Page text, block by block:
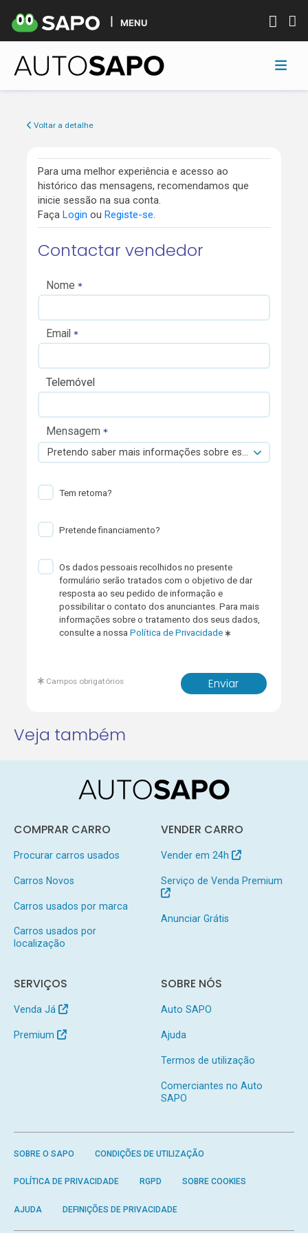
MENU
Voltar a detalhe
Para uma melhor experiência e acesso ao
histórico das mensagens, recomendamos que
inicie sessão na sua conta.
Faça Login ou Registe-se.
Contactar vendedor
Nome
Email
Telemóvel
Mensagem
Pretendo saber mais informações sobre esta viatura.
Tem retoma?
Pretende financiamento?
Os dados pessoais recolhidos no presente
formulário serão tratados com o objetivo de dar
resposta ao seu pedido de informação e
possibilitar o contato dos anunciantes. Para mais
informações sobre o tratamento dos seus dados,
consulte a nossaPolítica de Privacidade
Enviar
Campos obrigatórios
Veja também
COMPRAR CARRO
Procurar carros usados
Carros Novos
Carros usados por marca
Carros usados por
localização
VENDER CARRO
Vender em 24h
Serviço de Venda Premium
Anunciar Grátis
SERVIÇOS
Venda Já
Premium
SOBRE NÓS
Auto SAPO
Ajuda
Termos de utilização
Comerciantes no Auto
SAPO
SOBRE O SAPO CONDIÇÕES DE UTILIZAÇÃO
POLÍTICA DE PRIVACIDADE RGPD SOBRE COOKIES
AJUDA DEFINIÇÕES DE PRIVACIDADE